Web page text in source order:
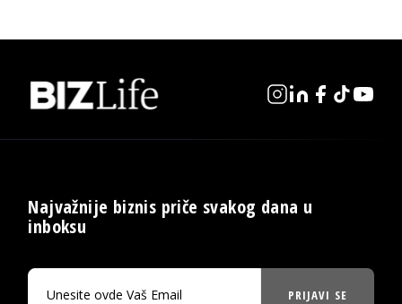
Najvažnije biznis priče svakog dana u
inboksu
PRIJAVI SE